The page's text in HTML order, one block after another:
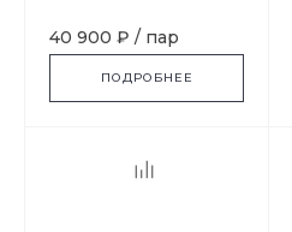
40 900 ₽ / пар
ПОДРОБНЕЕ